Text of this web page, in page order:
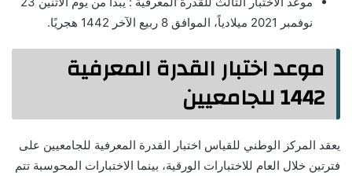
نوفمبر 2021 ميلادياً، الموافق 8 ربيع الآخر 1442 هجريًا.
موعد اختبار القدرة المعرفية
1442 للجامعيين
يعقد المركز الوطني للقياس اختبار القدرة المعرفية للجامعيين على
فترتين خلال العام للاختبارات الورقية، بينما الاختبارات المحوسبة تتم